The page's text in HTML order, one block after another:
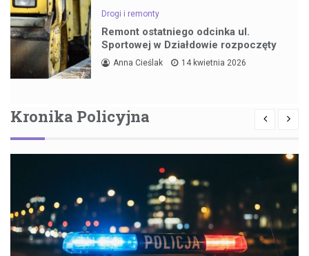
Drogi i remonty
Remont ostatniego odcinka ul.
Sportowej w Działdowie rozpoczęty
Anna Cieślak 14 kwietnia 2026
Kronika Policyjna